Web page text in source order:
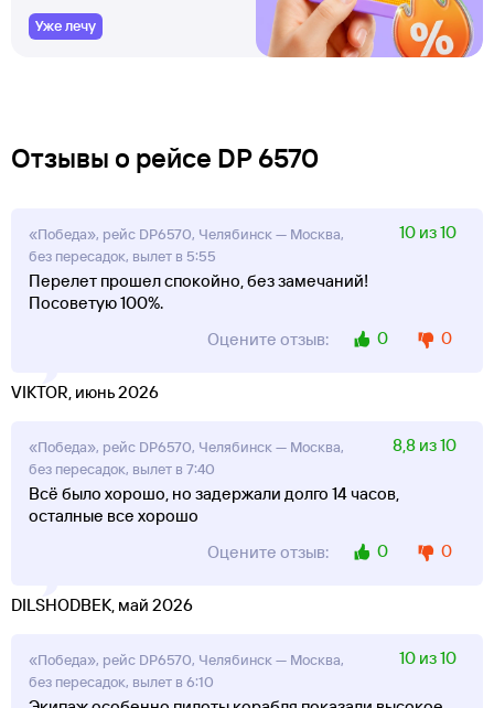
Уже лечу
Отзывы о рейсе DP 6570
«Победа», рейс DP6570, Челябинск — Москва,
без пересадок, вылет в 5:55
10 из 10
Перелет прошел спокойно, без замечаний!
Посоветую 100%.
Оцените отзыв:
0 0
VIKTOR, июнь 2026
«Победа», рейс DP6570, Челябинск — Москва,
без пересадок, вылет в 7:40
8,8 из 10
Всё было хорошо, но задержали долго 14 часов,
осталные все хорошо
Оцените отзыв:
0 0
DILSHODBEK, май 2026
«Победа», рейс DP6570, Челябинск — Москва,
без пересадок, вылет в 6:10
10 из 10